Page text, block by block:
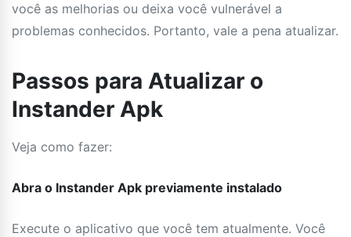
você as melhorias ou deixa você vulnerável a
problemas conhecidos. Portanto, vale a pena atualizar.
Passos para Atualizar o
Instander Apk
Veja como fazer:
Abra o Instander Apk previamente instalado
Execute o aplicativo que você tem atualmente. Você